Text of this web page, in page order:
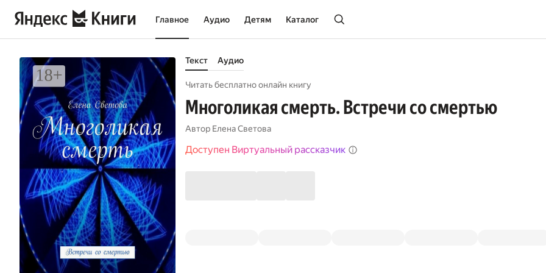
Главное Аудио Детям Каталог
Текст Аудио
Читать бесплатно онлайн книгу
Многоликая смерть. Встречи со смертью
Автор Елена Светова
Доступен Виртуальный рассказчик